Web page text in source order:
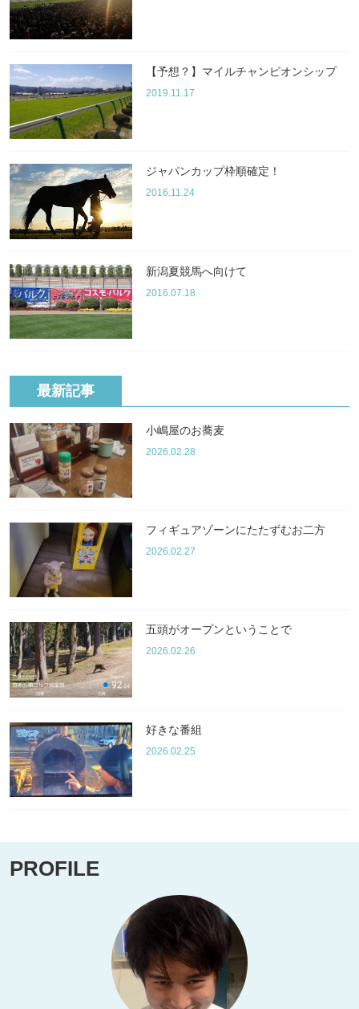
【予想？】マイルチャンピオンシップ
2019.11.17
ジャパンカップ枠順確定！
2016.11.24
新潟夏競馬へ向けて
2016.07.18
最新記事
小嶋屋のお蕎麦
2026.02.28
フィギュアゾーンにたたずむお二方
2026.02.27
五頭がオープンということで
2026.02.26
好きな番組
2026.02.25
PROFILE